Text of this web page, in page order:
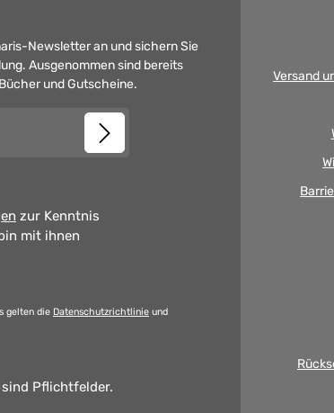
Newsletter an und sichern Sie
Ausgenommen sind bereits
und Gutscheine.
zur Kenntnis
mit ihnen
gelten die Datenschutzrichtlinie und
Pflichtfelder.
Versand